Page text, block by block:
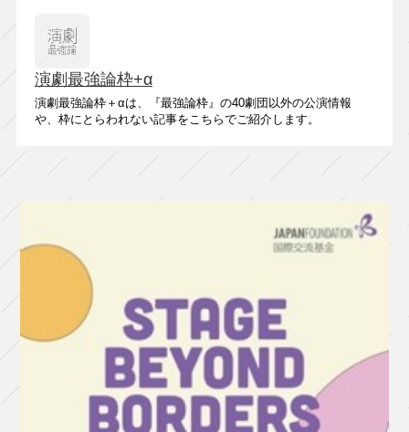
演劇最強論枠+α
演劇最強論枠＋αは、『最強論枠』の40劇団以外の公演情報
や、枠にとらわれない記事をこちらでご紹介します。